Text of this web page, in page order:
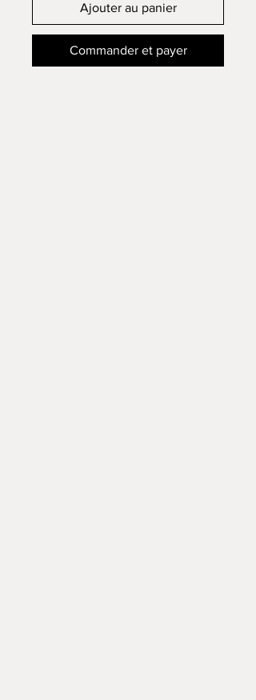
Ajouter au panier
Commander et payer